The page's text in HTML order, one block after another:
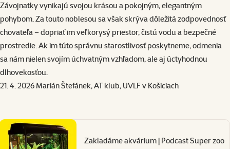
Závojnatky vynikajú svojou krásou a pokojným, elegantným
pohybom. Za touto noblesou sa však skrýva dôležitá zodpovednosť
chovateľa – dopriať im veľkorysý priestor, čistú vodu a bezpečné
prostredie. Ak im túto správnu starostlivosť poskytneme, odmenia
sa nám nielen svojím úchvatným vzhľadom, ale aj úctyhodnou
dlhovekosťou.
21. 4. 2026 Marián Štefánek, AT klub, UVLFv Košiciach
Zakladáme akvárium | Podcast Super zoo